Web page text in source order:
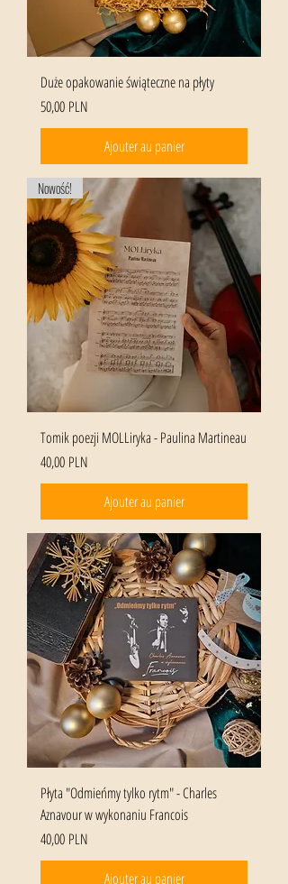
Duże opakowanie świąteczne na płyty
Prix
50,00 PLN
Ajouter au panier
Nowość!
Tomik poezji MOLLiryka - Paulina Martineau
Prix
40,00 PLN
Ajouter au panier
Płyta "Odmieńmy tylko rytm" - Charles
Aznavour w wykonaniu Francois
Prix
40,00 PLN
Ajouter au panier